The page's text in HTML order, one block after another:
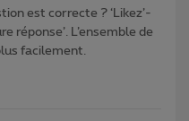
est correcte ? ‘Likez’-
réponse’. L’ensemble de
facilement.